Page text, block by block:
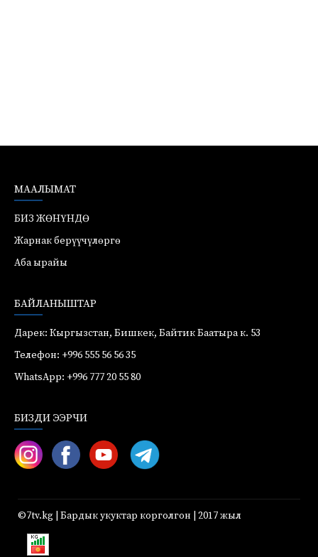
МААЛЫМАТ
БИЗ ЖӨНҮНДӨ
Жарнак берүүчүлөргө
Аба ырайы
БАЙЛАНЫШТАР
Дарек: Кыргызстан, Бишкек, Байтик Баатыра к. 53
Телефон: +996 555 56 56 35
WhatsApp: +996 777 20 55 80
БИЗДИ ЭЭРЧИ
©7tv.kg | Бардык укуктар корголгон | 2017 жыл